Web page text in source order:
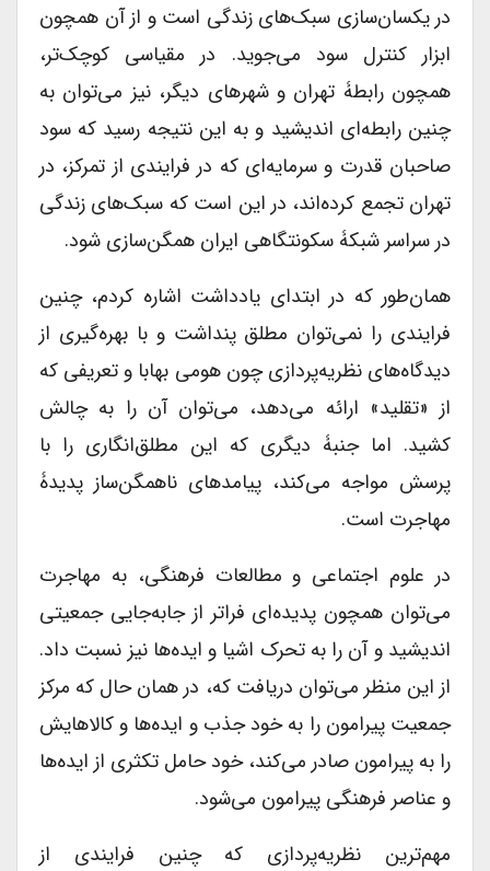
در یکسان‌سازی سبک‌های زندگی است و از آن همچون
ابزار کنترل سود می‌جوید. در مقیاسی کوچک‌تر،
همچون رابطۀ تهران و شهرهای دیگر، نیز می‌توان به
چنین رابطه‌ای اندیشید و به این نتیجه رسید که سود
صاحبان قدرت و سرمایه‌ای که در فرایندی از تمرکز، در
تهران تجمع کرده‌اند، در این است که سبک‌های زندگی
در سراسر شبکۀ سکونتگاهی ایران همگن‌سازی شود.
همان‌طور که در ابتدای یادداشت اشاره کردم، چنین
فرایندی را نمی‌توان مطلق پنداشت و با بهره‌گیری از
دیدگاه‌های نظریه‌پردازی چون هومی بهابا و تعریفی که
از «تقلید» ارائه می‌دهد، می‌توان آن را به چالش
کشید. اما جنبۀ دیگری که این مطلق‌انگاری را با
پرسش مواجه می‌کند، پیامدهای ناهمگن‌ساز پدیدۀ
مهاجرت است.
در علوم اجتماعی و مطالعات فرهنگی، به مهاجرت
می‌توان همچون پدیده‌ای فراتر از جابه‌جایی جمعیتی
اندیشید و آن را به تحرک اشیا و ایده‌ها نیز نسبت داد.
از این منظر می‌توان دریافت که، در همان‌ حال که مرکز
جمعیت پیرامون را به خود جذب و ایده‌ها و کالاهایش
را به پیرامون صادر می‌کند، خود حامل تکثری از ایده‌ها
و عناصر فرهنگی پیرامون می‌شود.
مهم‌ترین نظریه‌پردازی که چنین فرایندی از